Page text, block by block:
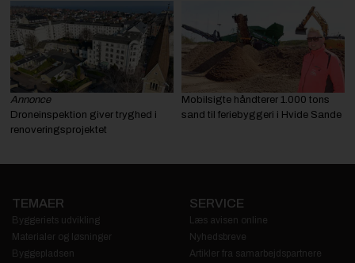
Annonce
Droneinspektion giver tryghed i
renoveringsprojektet
Mobilsigte håndterer 1.000 tons
sand til feriebyggeri i Hvide Sande
TEMAER
Byggeriets udvikling
Materialer og løsninger
Byggepladsen
SERVICE
Læs avisen online
Nyhedsbreve
Artikler fra samarbejdspartnere